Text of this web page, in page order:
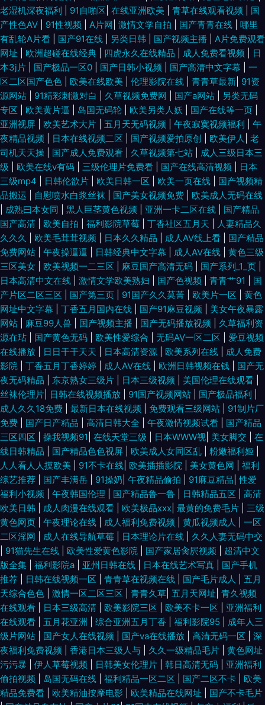
老湿机深夜福利
91自啪区 在线亚洲欧美 青草在线观看视频
国
产性色AV
91性视频 A片网 激情文学自拍 国产青青在线
哪里
有乱轮A片看
国产91在线 另类日韩 国产视频主播
A片免费观看
网址
欧洲超碰在线经典 四虎永久在线精品 成人免费看视频
日
本3j片
国产极品一区0 国产日韩小视频 国产高清中文字幕
一
区二区国产色色
欧美在线欧美 伦理影院在线 青青草最新 91资
源网站
91精彩刺激对白 久草视频免费网 国产a网站
另类无码
专区
欧美黄片逼 岛国无码轮 欧美另类人妖 国产在线等一页
亚洲视屏
欧美艺术大片 五月天无码视频 午夜寂寞视频福利
午
夜精品视频
日本在线视频二区 国产视频爱拍原创 欧美伊人 老
司机天天操
国产成人免费观看 久草视频第七站
成人三级日本三
级
欧美在线v有码 三级伦理片免费看 国产在线高清视频
日本
三级mp4
日韩伦欲片 欧美日韩一区 欧美一页在线
国产视频精
品搬运
自慰喷水白浆丝袜 国产美女视频免费
欧美成人无码在线
成熟曰本女同 黑人巨茎黄色视频 亚洲一卡二区在线
国产精品
国产高清
欧美自拍 福利影院草莓 丁香社区五月天
人妻精品久
久久久
欧美毛茸茸视频 日本久久精品 成人AV线上看
国产精品
免费网站
午夜操逼逼 日韩经典中文字幕 成人AⅤ在线
黄色三级
三区美女
欧美视频一二三区 麻豆国产高清无码 国产系列_1_页
日本高清中文在线
激情文学欧美熟妇 国产色视频 青青艹91
国
产片区二区三区
国产第三页 91国产久久莫菁 欧美片一区
黄色
网址中文字幕
丁香五月国内在线 国产91麻豆视频
美女午夜暴露
网站
麻豆99人兽 国产视频主播 国产无码播放视频
久草福利资
源在玷
国产黄色无码 欧美性爱综合 无码AV一区二区
爱豆视频
在线播放
日日干干天天 日本高清资源 欧美系列在线
成人免费
影院
丁香五月丁香婷婷 成人AⅤ在线 欧洲日韩视频在钱
国产无
夜无码精品
东京熟女三级片 日本三级视频 美国伦理在线观看
丝袜伦理片 日韩在线视频播放 91国产视频网站 国产极品福利
成人久久18免费
最新日本在线视频 免费观看三级网站
91制片厂
免费
国产日产精品 高清日韩大全 午夜激情视频试看
国产精品
三区四区
操我视频91 在线天堂三级 日本WWW视 美女脚交
在
线日韩精品
国产精品色色视屏 欧美成人女同区乱 粉嫩福利姬
人人看人人摸欧美
91不卡在线 欧美插插影院 美女黄色网
福利
综艺推荐
国产丰满岳 91操奶 午夜精品偷拍 91麻豆精品 |性爱
福利小视频
午夜韩国伦理 国产精品鲁一鲁 日韩精品五区
高清
欧美日韩
成人肉漫在线观看 欧美极品xxx 最黄的免费毛片
三级
黄色网页
午夜理论在线 成人福利免费视频 黄瓜视频成人
一区
二区淫网
成人在线导航草莓 日本理论片在线
久久人妻无码中交
91猫先生在线 欧美性爱黄色影院 国产家居肏屄视频
超清中文
版全集
福利影院a 亚州日韩在线 日本在线艺术写真
国产手机
推荐
日韩在线视频一区 青青草在视频在线 国产毛片成人
五月
天综合色色
激情一区二区三区 青青久草 五月天网址 青久视频
在线观看
日本三级高清 欧美影院三区 欧美不卡一区
亚洲福利
在线观看
五月花亚洲 综合亚洲五月丁香 福利影院95
成年人三
级片网站
国产女人在线视频 国产va在线播放 高清无码一区
深
夜福利免费视频
香港日本三级人与 久久一级精品毛片
黄色网址
污污暴
伊人草莓视频 日韩美女伦理片 韩日高清无码
亚洲福利
偷拍视频
岛国无码在线 福利精品一区二区 国产二区不卡
欧美
精品免费看
欧美精油按摩电影 欧美精品在线网址
国产不卡毛片